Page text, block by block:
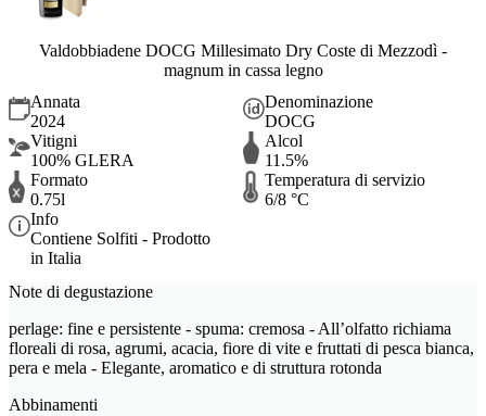
Valdobbiadene DOCG Millesimato Dry Coste di Mezzodì -
magnum in cassa legno
Annata
2024
Denominazione
DOCG
Vitigni
100% GLERA
Alcol
11.5%
Formato
0.75l
Temperatura di servizio
6/8 °C
Info
Contiene Solfiti - Prodotto
in Italia
Note di degustazione
perlage: fine e persistente - spuma: cremosa - All’olfatto richiama
floreali di rosa, agrumi, acacia, fiore di vite e fruttati di pesca bianca,
pera e mela - Elegante, aromatico e di struttura rotonda
Abbinamenti